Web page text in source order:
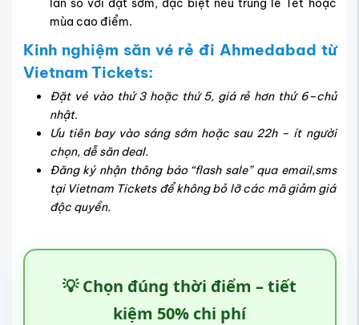
lần so với đặt sớm, đặc biệt nếu trùng lễ Tết hoặc
mùa cao điểm.
Kinh nghiệm săn vé rẻ đi Ahmedabad từ
Vietnam Tickets:
Đặt vé vào thứ 3 hoặc thứ 5, giá rẻ hơn thứ 6–chủ
nhật.
Ưu tiên bay vào sáng sớm hoặc sau 22h – ít người
chọn, dễ săn deal.
Đăng ký nhận thông báo “flash sale” qua email,sms
tại Vietnam Tickets để không bỏ lỡ các mã giảm giá
độc quyền.
💡 Chọn đúng thời điểm – tiết
kiệm 50% chi phí